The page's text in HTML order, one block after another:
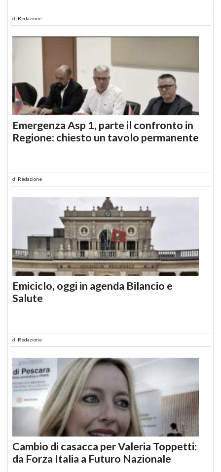
di Redazione
Emergenza Asp 1, parte il confronto in
Regione: chiesto un tavolo permanente
di Redazione
Emiciclo, oggi in agenda Bilancio e
Salute
di Redazione
Cambio di casacca per Valeria Toppetti:
da Forza Italia a Futuro Nazionale